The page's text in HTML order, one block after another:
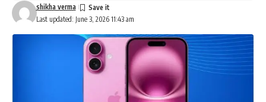
Last updated: June 3, 2026 11:43 am
shikha verma